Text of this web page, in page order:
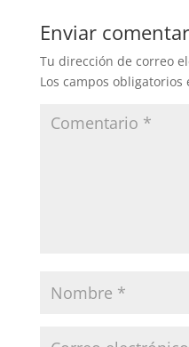
Enviar
Tu dirección de correo
Los campos obligatorios